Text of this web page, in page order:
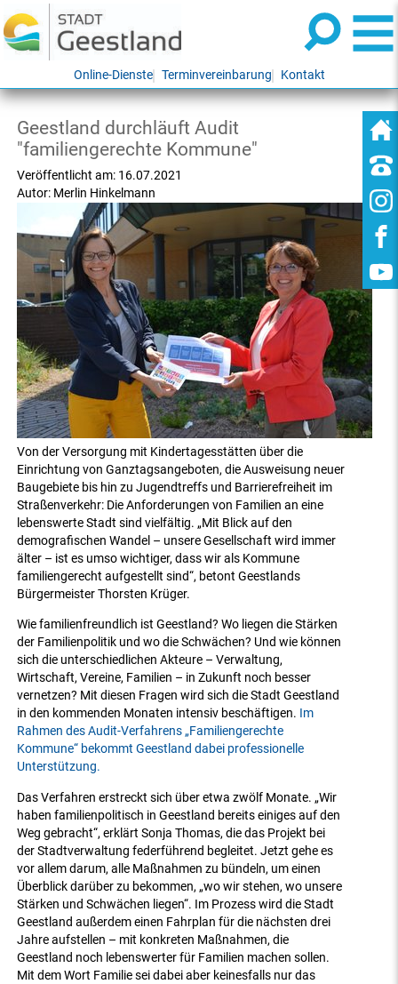
Online-Dienste Terminvereinbarung Kontakt
Geestland durchläuft Audit
"familiengerechte Kommune"
Veröffentlicht am: 16.07.2021
Autor: Merlin Hinkelmann
Von der Versorgung mit Kindertagesstätten über die
Einrichtung von Ganztagsangeboten, die Ausweisung neuer
Baugebiete bis hin zu Jugendtreffs und Barrierefreiheit im
Straßenverkehr: Die Anforderungen von Familien an eine
lebenswerte Stadt sind vielfältig. „Mit Blick auf den
demografischen Wandel – unsere Gesellschaft wird immer
älter – ist es umso wichtiger, dass wir als Kommune
familiengerecht aufgestellt sind“, betont Geestlands
Bürgermeister Thorsten Krüger.
Wie familienfreundlich ist Geestland? Wo liegen die Stärken
der Familienpolitik und wo die Schwächen? Und wie können
sich die unterschiedlichen Akteure – Verwaltung,
Wirtschaft, Vereine, Familien – in Zukunft noch besser
vernetzen? Mit diesen Fragen wird sich die Stadt Geestland
in den kommenden Monaten intensiv beschäftigen. Im
Rahmen des Audit-Verfahrens „Familiengerechte
Kommune“ bekommt Geestland dabei professionelle
Unterstützung.
Das Verfahren erstreckt sich über etwa zwölf Monate. „Wir
haben familienpolitisch in Geestland bereits einiges auf den
Weg gebracht“, erklärt Sonja Thomas, die das Projekt bei
der Stadtverwaltung federführend begleitet. Jetzt gehe es
vor allem darum, alle Maßnahmen zu bündeln, um einen
Überblick darüber zu bekommen, „wo wir stehen, wo unsere
Stärken und Schwächen liegen“. Im Prozess wird die Stadt
Geestland außerdem einen Fahrplan für die nächsten drei
Jahre aufstellen – mit konkreten Maßnahmen, die
Geestland noch lebenswerter für Familien machen sollen.
Mit dem Wort Familie sei dabei aber keinesfalls nur das